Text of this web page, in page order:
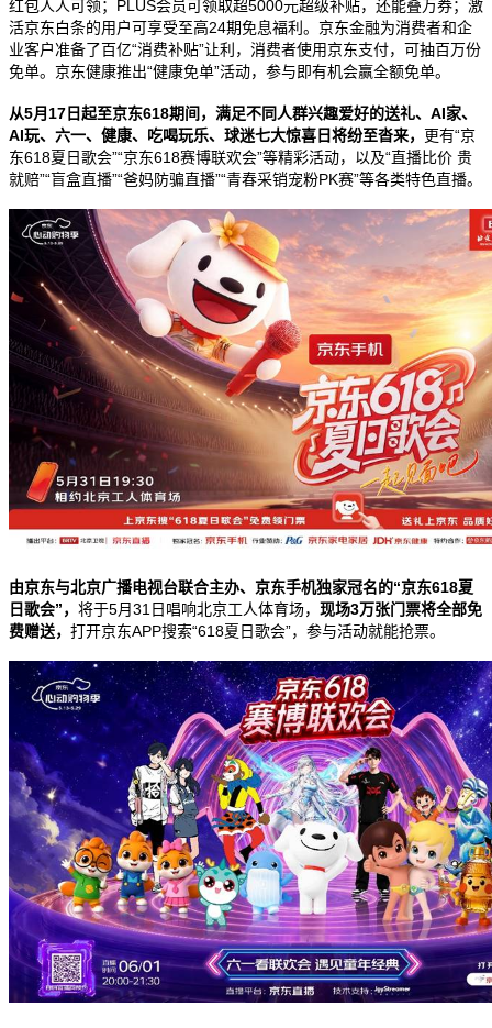
红包人人可领； PLUS会员可领取超5000元超级补贴，还能叠万券；激
活京东白条的用户可享受至高24期免息福利。京东金融为消费者和企
业客户准备了百亿“消费补贴”让利，消费者使用京东支付，可抽百万份
免单。京东健康推出“健康免单”活动，参与即有机会赢全额免单。
从5月 17 日起至京东618期间，满足不同人群兴趣爱好的送礼、 AI家、
AI玩、六一、健康、吃喝玩乐、球迷七大惊喜日将纷至沓来， 更有“京
东618夏日歌会”“京东618赛博联欢会”等精彩活动，以及“直播比价 贵
就赔”“盲盒直播”“爸妈防骗直播”“青春采销宠粉PK赛”等各类特色直播。
由京东与北京广播电视台联合主办、京东手机独家冠名的“京东618夏
日歌会”， 将于5月31 日唱响北京工人体育场， 现场3万张门票将全部免
费赠送， 打开京东APP搜索“618夏日歌会”，参与活动就能抢票。